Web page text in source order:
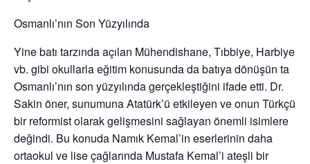
Osmanlı’nın Son Yüzyılında
Yine batı tarzında açılan Mühendishane, Tıbbiye, Harbiye
vb. gibi okullarla eğitim konusunda da batıya dönüşün ta
Osmanlı’nın son yüzyılında gerçekleştiğini ifade etti. Dr.
Sakin öner, sunumuna Atatürk’ü etkileyen ve onun Türkçü
bir reformist olarak gelişmesini sağlayan önemli isimlere
değindi. Bu konuda Namık Kemal’in eserlerinin daha
ortaokul ve lise çağlarında Mustafa Kemal’i ateşli bir